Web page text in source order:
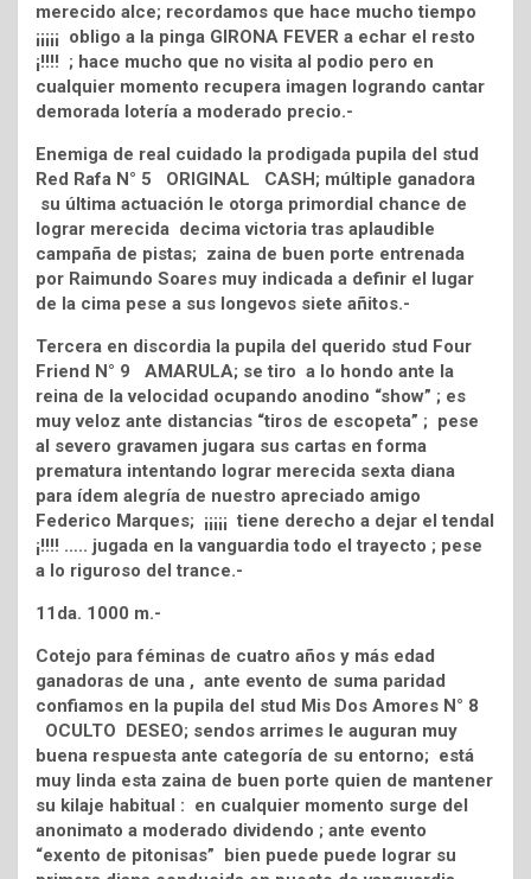
merecido alce; recordamos que hace mucho tiempo
¡¡¡¡¡ obligo a la pinga GIRONA FEVER a echar el resto
¡!!!! ; hace mucho que no visita al podio pero en
cualquier momento recupera imagen logrando cantar
demorada lotería a moderado precio.-
Enemiga de real cuidado la prodigada pupila del stud
Red Rafa N° 5 ORIGINAL CASH; múltiple ganadora
su última actuación le otorga primordial chance de
lograr merecida decima victoria tras aplaudible
campaña de pistas; zaina de buen porte entrenada
por Raimundo Soares muy indicada a definir el lugar
de la cima pese a sus longevos siete añitos.-
Tercera en discordia la pupila del querido stud Four
Friend N° 9 AMARULA; se tiro a lo hondo ante la
reina de la velocidad ocupando anodino “show” ; es
muy veloz ante distancias “tiros de escopeta” ; pese
al severo gravamen jugara sus cartas en forma
prematura intentando lograr merecida sexta diana
para ídem alegría de nuestro apreciado amigo
Federico Marques; ¡¡¡¡¡ tiene derecho a dejar el tendal
¡!!!! ….. jugada en la vanguardia todo el trayecto ; pese
a lo riguroso del trance.-
11da. 1000 m.-
Cotejo para féminas de cuatro años y más edad
ganadoras de una , ante evento de suma paridad
confiamos en la pupila del stud Mis Dos Amores N° 8
OCULTO DESEO; sendos arrimes le auguran muy
buena respuesta ante categoría de su entorno; está
muy linda esta zaina de buen porte quien de mantener
su kilaje habitual : en cualquier momento surge del
anonimato a moderado dividendo ; ante evento
“exento de pitonisas” bien puede puede lograr su